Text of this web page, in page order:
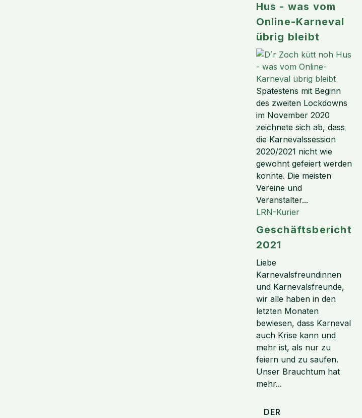
Hus - was vom
Online-Karneval
übrig bleibt
Spätestens mit Beginn
des zweiten Lockdowns
im November 2020
zeichnete sich ab, dass
die Karnevalssession
2020/2021 nicht wie
gewohnt gefeiert werden
konnte. Die meisten
Vereine und
Veranstalter...
LRN-Kurier
Geschäftsbericht
2021
Liebe
Karnevalsfreundinnen
und Karnevalsfreunde,
wir alle haben in den
letzten Monaten
bewiesen, dass Karneval
auch Krise kann und
mehr ist, als nur zu
feiern und zu saufen.
Unser Brauchtum hat
mehr...
DER